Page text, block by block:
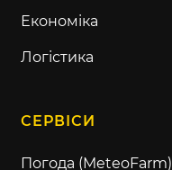
Економіка
Логістика
СЕРВІСИ
Погода (MeteoFarm)